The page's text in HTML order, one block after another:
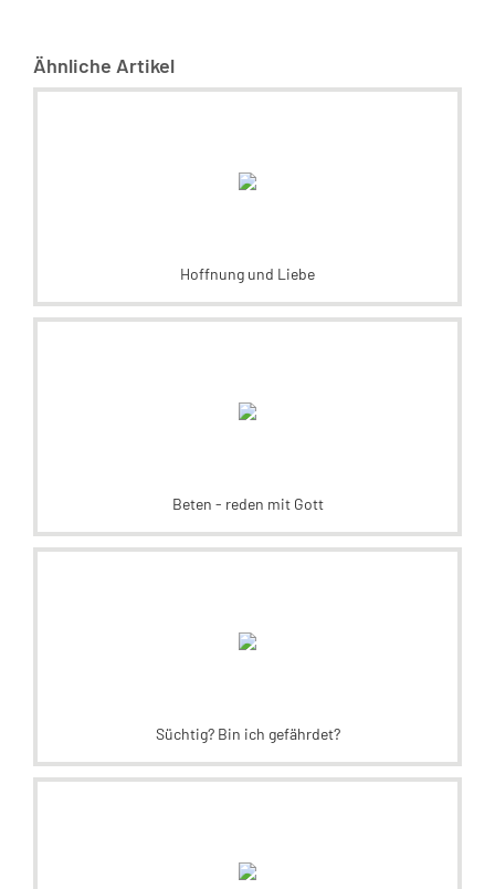
Ähnliche Artikel
Hoffnung und Liebe
Beten - reden mit Gott
Süchtig? Bin ich gefährdet?